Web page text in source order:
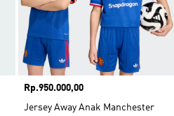
Harga
Rp.950.000,00
Jersey Away Anak Manchester